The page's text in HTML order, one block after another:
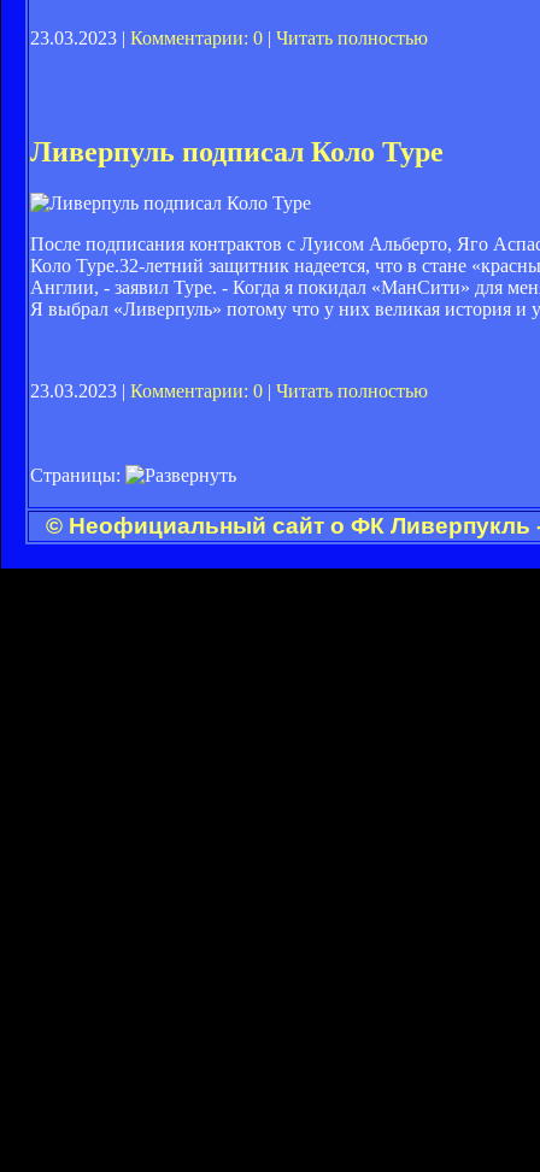
23.03.2023 | Комментарии: 0 | Читать полностью
Ливерпуль подписал Коло Туре
После подписания контрактов с Луисом Альберто, Яго
Коло Туре.32-летний защитник надеется, что в стане
Англии, - заявил Туре. - Когда я покидал «МанСити» для
Я выбрал «Ливерпуль» потому что у них великая история
23.03.2023 | Комментарии: 0 | Читать полностью
Страницы:
© Неофициальный сайт о ФК Ливерпукль